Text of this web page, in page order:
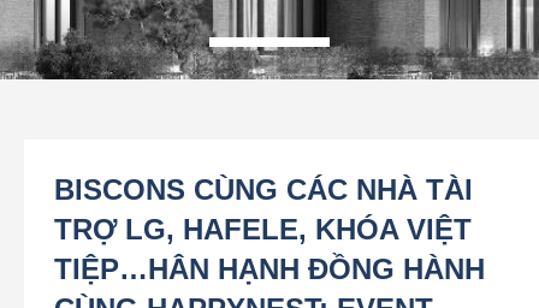
BISCONS CÙNG CÁC NHÀ TÀI
TRỢ LG, HAFELE, KHÓA VIỆT
TIỆP…HÂN HẠNH ĐỒNG HÀNH